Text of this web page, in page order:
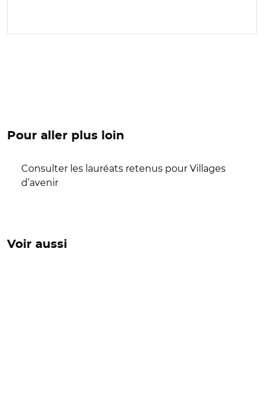
Pour aller plus loin
Consulter les lauréats retenus pour Villages
d’avenir
Voir aussi